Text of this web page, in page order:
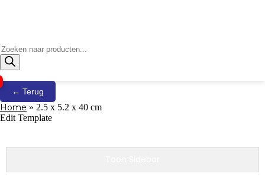
Producten
zoeken
← Terug
Home » 2.5 x 5.2 x 40 cm
Edit Template